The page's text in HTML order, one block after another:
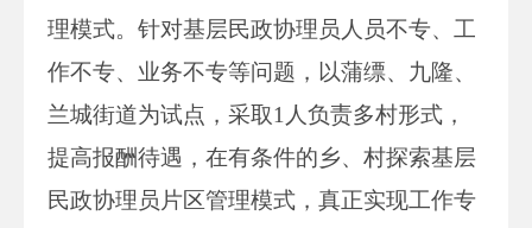
理模式。针对基层民政协理员人员不专、工
作不专、业务不专等问题，以蒲缥、九隆、
兰城街道为试点，采取1人负责多村形式，
提高报酬待遇，在有条件的乡、村探索基层
民政协理员片区管理模式，真正实现工作专